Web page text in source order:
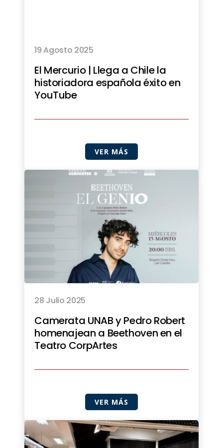
19 Agosto 2025
El Mercurio | Llega a Chile la
historiadora española éxito en
YouTube
VER MÁS
28 Julio 2025
Camerata UNAB y Pedro Robert
homenajean a Beethoven en el
Teatro CorpArtes
VER MÁS